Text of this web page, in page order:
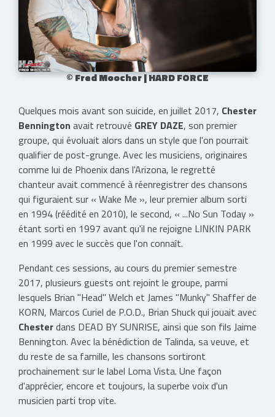
© Fred Moocher | HARD FORCE
Quelques mois avant son suicide, en juillet 2017, Chester
Bennington avait retrouvé GREY DAZE, son premier
groupe, qui évoluait alors dans un style que l'on pourrait
qualifier de post-grunge. Avec les musiciens, originaires
comme lui de Phoenix dans l'Arizona, le regretté
chanteur avait commencé à réenregistrer des chansons
qui figuraient sur « Wake Me », leur premier album sorti
en 1994 (réédité en 2010), le second, « ...No Sun Today »
étant sorti en 1997 avant qu'il ne rejoigne LINKIN PARK
en 1999 avec le succès que l'on connaît.
Pendant ces sessions, au cours du premier semestre
2017, plusieurs guests ont rejoint le groupe, parmi
lesquels Brian "Head" Welch et James "Munky" Shaffer de
KORN, Marcos Curiel de P.O.D., Brian Shuck qui jouait avec
Chesterdans DEAD BY SUNRISE, ainsi que son fils Jaime
Bennington. Avec la bénédiction de Talinda, sa veuve, et
du reste de sa famille, les chansons sortiront
prochainement sur le label Loma Vista. Une façon
d'apprécier, encore et toujours, la superbe voix d'un
musicien parti trop vite.